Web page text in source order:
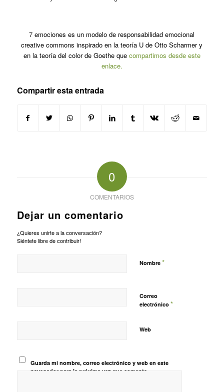
7 emociones es un modelo de responsabilidad emocional
creative commons inspirado en la teoría U de Otto Scharmer y
en la teoría del color de Goethe que compartimos desde este
enlace.
Compartir esta entrada
0
COMENTARIOS
Dejar un comentario
¿Quieres unirte a la conversación?
Siéntete libre de contribuir!
Nombre *
Correo
electrónico *
Web
Guarda mi nombre, correo electrónico y web en este
navegador para la próxima vez que comente.